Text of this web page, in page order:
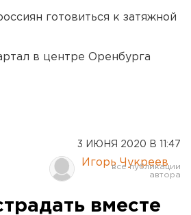
готовиться к затяжной
в центре Оренбурга
3 ИЮНЯ 2020 В 11:47
Игорь Чукреев
вместе